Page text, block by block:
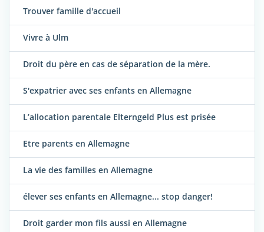
Trouver famille d'accueil
Vivre à Ulm
Droit du père en cas de séparation de la mère.
S'expatrier avec ses enfants en Allemagne
L’allocation parentale Elterngeld Plus est prisée
Etre parents en Allemagne
La vie des familles en Allemagne
élever ses enfants en Allemagne... stop danger!
Droit garder mon fils aussi en Allemagne